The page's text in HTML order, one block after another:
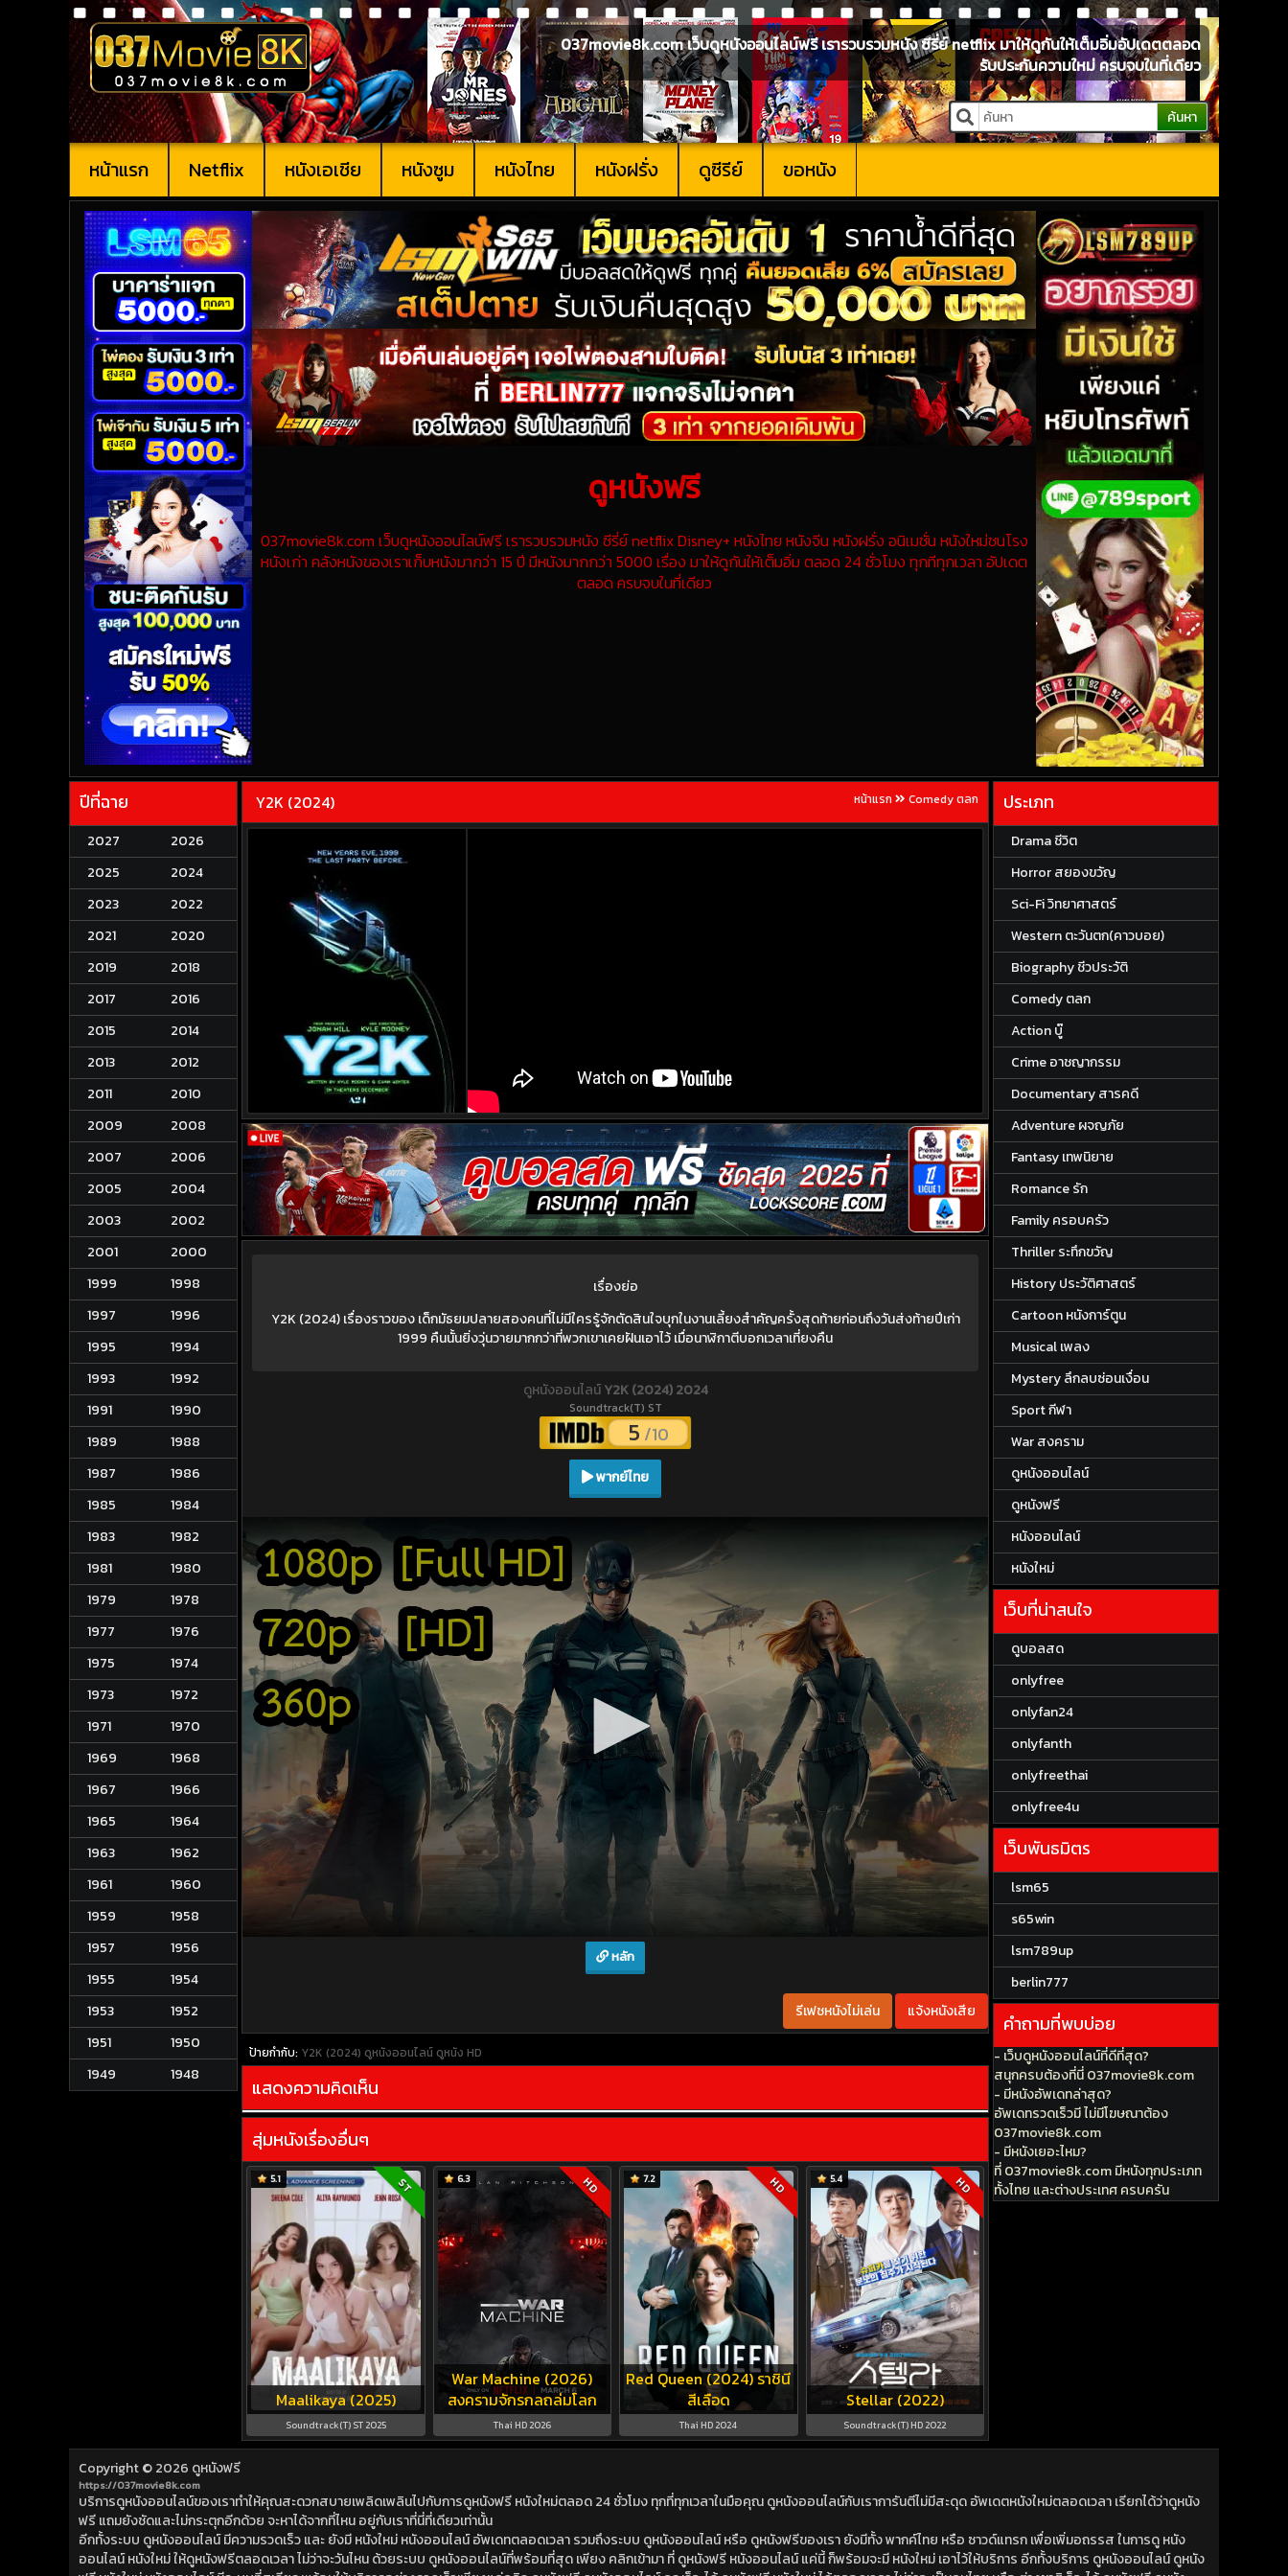
037movie8k.com เว็บดูหนังออนไลน์ฟรี เรารวบรวมหนัง ซีรี่ย์ netflix มาให้ดูกันให้เต็มอิ่มอัปเดตตลอด
รับประกันความใหม่ ครบจบในที่เดียว
ค้นหา
หน้าแรก Netflix หนังเอเชีย หนังซูม หนังไทย หนังฝรั่ง ดูซีรีย์ ขอหนัง
ดูหนังฟรี
037movie8k.com เว็บดูหนังออนไลน์ฟรี เรารวบรวมหนัง ซีรี่ย์ netflix Disney+ หนังไทย หนังจีน หนังฝรั่ง อนิเมชั่น หนังใหม่ชนโรง
หนังเก่า คลังหนังของเราเก็บหนังมากว่า 15 ปี มีหนังมากกว่า 5000 เรื่อง มาให้ดูกันให้เต็มอิ่ม ตลอด 24 ชั่วโมง ทุกทีทุกเวลา อัปเดต
ตลอด ครบจบในที่เดียว
ปีที่ฉาย
2027
2026
2025
2024
2023
2022
2021
2020
2019
2018
2017
2016
2015
2014
2013
2012
2011
2010
2009
2008
2007
2006
2005
2004
2003
2002
2001
2000
1999
1998
1997
1996
1995
1994
1993
1992
1991
1990
1989
1988
1987
1986
1985
1984
1983
1982
1981
1980
1979
1978
1977
1976
1975
1974
1973
1972
1971
1970
1969
1968
1967
1966
1965
1964
1963
1962
1961
1960
1959
1958
1957
1956
1955
1954
1953
1952
1951
1950
1949
1948
Y2K (2024) หน้าแรก Comedy ตลก
เรื่องย่อ
Y2K (2024) เรื่องราวของ เด็กมัธยมปลายสองคนที่ไม่มีใครรู้จักตัดสินใจบุกในงานเลี้ยงสำคัญครั้งสุดท้ายก่อนถึงวันส่งท้ายปีเก่า
1999 คืนนั้นยิ่งวุ่นวายมากกว่าที่พวกเขาเคยฝันเอาไว้ เมื่อนาฬิกาตีบอกเวลาเที่ยงคืน
ดูหนังออนไลน์Y2K (2024) 2024
Soundtrack(T) ST
5 /10
พากย์ไทย
หลัก
รีเฟชหนังไม่เล่น แจ้งหนังเสีย
ป้ายกำกับ: Y2K (2024) ดูหนังออนไลน์ ดูหนัง HD
แสดงความคิดเห็น
สุ่มหนังเรื่องอื่นๆ
Maalikaya (2025)
5.1 ST
Soundtrack(T) ST 2025
War Machine (2026)
สงครามจักรกลถล่มโลก
6.3 HD
Thai HD 2026
Red Queen (2024) ราชินี
สีเลือด
7.2 HD
Thai HD 2024
Stellar (2022)
5.4 HD
Soundtrack(T) HD 2022
ประเภท
Drama ชีวิต
Horror สยองขวัญ
Sci-Fi วิทยาศาสตร์
Western ตะวันตก(คาวบอย)
Biography ชีวประวัติ
Comedy ตลก
Action บู๊
Crime อาชญากรรม
Documentary สารคดี
Adventure ผจญภัย
Fantasy เทพนิยาย
Romance รัก
Family ครอบครัว
Thriller ระทึกขวัญ
History ประวัติศาสตร์
Cartoon หนังการ์ตูน
Musical เพลง
Mystery ลึกลบซ่อนเงื่อน
Sport กีฬา
War สงคราม
ดูหนังออนไลน์
ดูหนังฟรี
หนังออนไลน์
หนังใหม่
เว็บที่น่าสนใจ
ดูบอลสด
onlyfree
onlyfan24
onlyfanth
onlyfreethai
onlyfree4u
เว็บพันธมิตร
lsm65
s65win
lsm789up
berlin777
คำถามที่พบบ่อย
- เว็บดูหนังออนไลน์ที่ดีที่สุด?
สนุกครบต้องที่นี่ 037movie8k.com
- มีหนังอัพเดทล่าสุด?
อัพเดทรวดเร็วมี ไม่มีโฆษณาต้อง
037movie8k.com
- มีหนังเยอะไหม?
ที่ 037movie8k.com มีหนังทุกประเภท
ทั้งไทย และต่างประเทศ ครบครัน
Copyright © 2026 ดูหนังฟรี
https://037movie8k.com
บริการดูหนังออนไลน์ของเราทำให้คุณสะดวกสบายเพลิดเพลินไปกับการดูหนังฟรี หนังใหม่ตลอด 24 ชั่วโมง ทุกที่ทุกเวลาในมือคุณ ดูหนังออนไลน์กับเราการันตีไม่มีสะดุด อัพเดตหนังใหม่ตลอดเวลา เรียกได้ว่าดูหนัง
ฟรี แถมยังชัดและไม่กระตุกอีกด้วย จะหาได้จากที่ไหน อยู่กับเราที่นี่ที่เดียวเท่านั้น
อีกทั้งระบบ ดูหนังออนไลน์ มีความรวดเร็ว และ ยังมี หนังใหม่ หนังออนไลน์ อัพเดทตลอดเวลา รวมถึงระบบ ดูหนังออนไลน์ หรือ ดูหนังฟรีของเรา ยังมีทั้ง พากค์ไทย หรือ ซาวด์แทรก เพื่อเพิ่มอถรรส ในการดู หนัง
ออนไลน์ หนังใหม่ ให้ดูหนังฟรีตลอดเวลา ไม่ว่าจะวันไหน ด้วยระบบ ดูหนังออนไลน์ที่พร้อมที่สุด เพียง คลิกเข้ามา ที่ ดูหนังฟรี หนังออนไลน์ แค่นี้ ก็พร้อมจะมี หนังใหม่ เอาไว้ให้บริการ อีกทั้งบริการ ดูหนังออนไลน์ ดูหนัง